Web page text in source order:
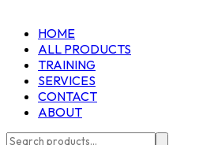
HOME
ALL PRODUCTS
TRAINING
SERVICES
CONTACT
ABOUT